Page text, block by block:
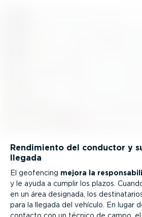
Rendimiento del conductor y
llegada
El geofencing mejora la
y le ayuda a cumplir los plazos.
en un área designada, los
para la llegada del vehículo. En lugar